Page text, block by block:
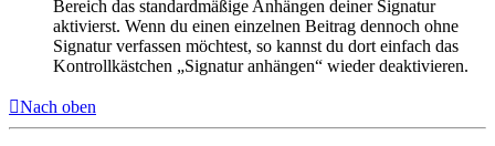
Bereich das standardmäßige Anhängen deiner Signatur
aktivierst. Wenn du einen einzelnen Beitrag dennoch ohne
Signatur verfassen möchtest, so kannst du dort einfach das
Kontrollkästchen „Signatur anhängen“ wieder deaktivieren.
Nach oben